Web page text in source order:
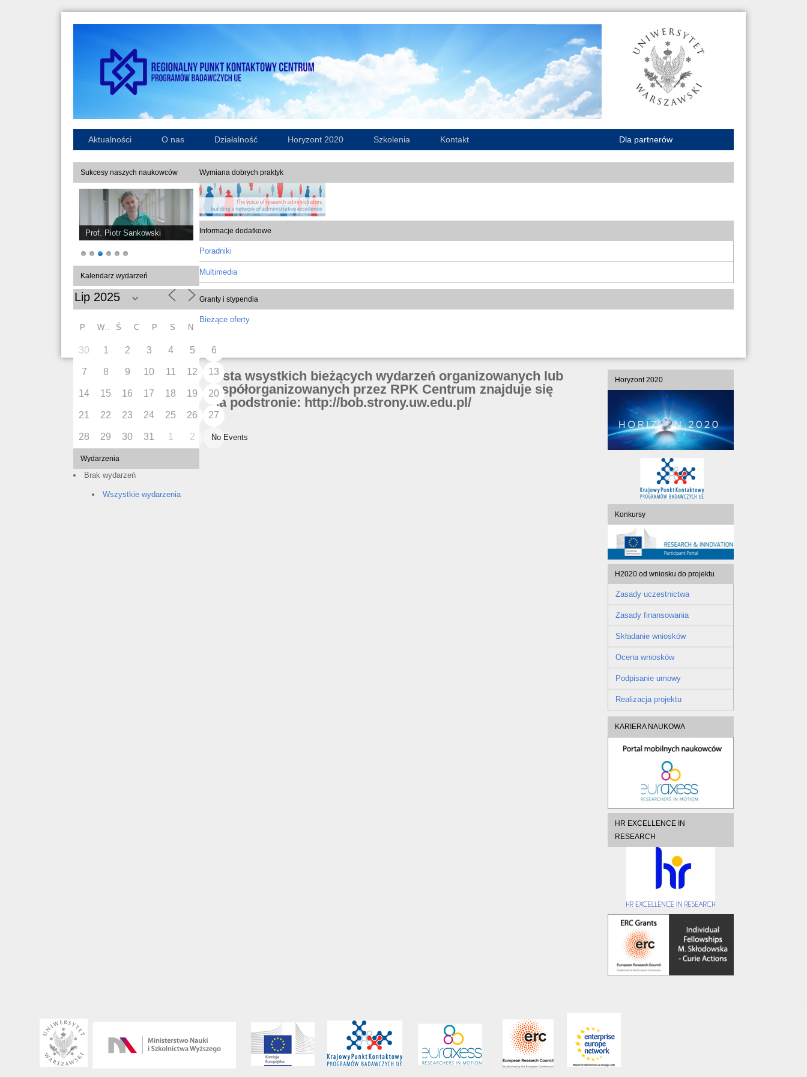
Aktualności O nas Działalność Horyzont 2020 Szkolenia Kontakt Dla partnerów
Sukcesy naszych naukowców
Prof. Piotr Sankowski
Kalendarz wydarzeń
P Ś C P S N
30 1 2 3 4 5 6
7 8 9 10 11 12 13
14 15 16 17 18 19 20
21 22 23 24 25 26 27
28 29 30 31 1 2 3
Wydarzenia
Brak wydarzeń
Wszystkie wydarzenia
Wymiana dobrych praktyk
Informacje dodatkowe
Poradniki
Multimedia
Granty i stypendia
Bieżące oferty
Lista wsystkich bieżących wydarzeń organizowanych lub
współorganizowanych przez RPK Centrum znajduje się
na podstronie: http://bob.strony.uw.edu.pl/
No Events
Horyzont 2020
Konkursy
H2020 od wniosku do projektu
Zasady uczestnictwa
Zasady finansowania
Składanie wniosków
Ocena wniosków
Podpisanie umowy
Realizacja projektu
KARIERA NAUKOWA
HR EXCELLENCE IN
RESEARCH